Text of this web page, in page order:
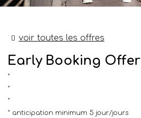
voir toutes les offres
Early Booking Offer
anticipation minimum 5 jour/jours